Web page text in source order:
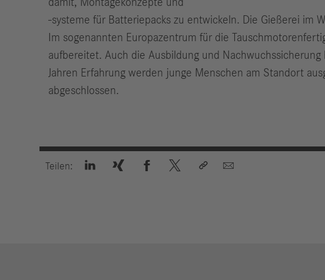
damit, Montagekonzepte und
-systeme für Batteriepacks zu entwickeln. Die Gießerei im
Im sogenannten Europazentrum für die
aufbereitet. Auch die Ausbildung und
Jahren Erfahrung werden junge Menschen am Standort
abgeschlossen.
Teilen:      